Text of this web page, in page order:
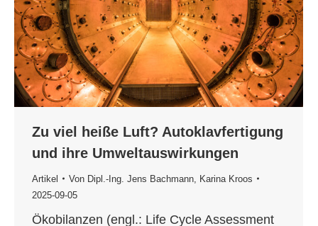
Zu viel heiße Luft? Autoklavfertigung
und ihre Umweltauswirkungen
Artikel Von Dipl.-Ing. Jens Bachmann
Karina Kroos
2025-09-05
Ökobilanzen (engl.: Life Cycle Assessment